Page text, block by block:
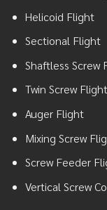
Helicoid Flight
Sectional Flight
Shaftless Screw
Twin Screw Flight
Auger Flight
Mixing Screw
Screw Feeder
Vertical Screw